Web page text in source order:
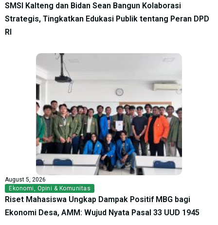
SMSI Kalteng dan Bidan Sean Bangun Kolaborasi
Strategis, Tingkatkan Edukasi Publik tentang Peran DPD
RI
August 5, 2026
Ekonomi, Opini & Komunitas
Riset Mahasiswa Ungkap Dampak Positif MBG bagi
Ekonomi Desa, AMM: Wujud Nyata Pasal 33 UUD 1945